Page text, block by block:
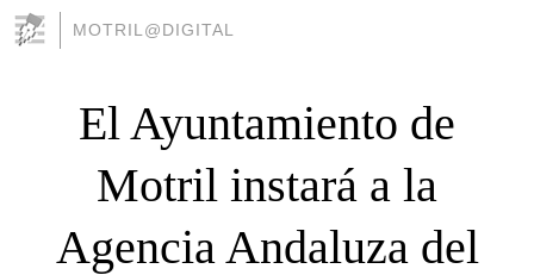
MOTRIL@DIGITAL
El Ayuntamiento de
Motril instará a la
Agencia Andaluza del